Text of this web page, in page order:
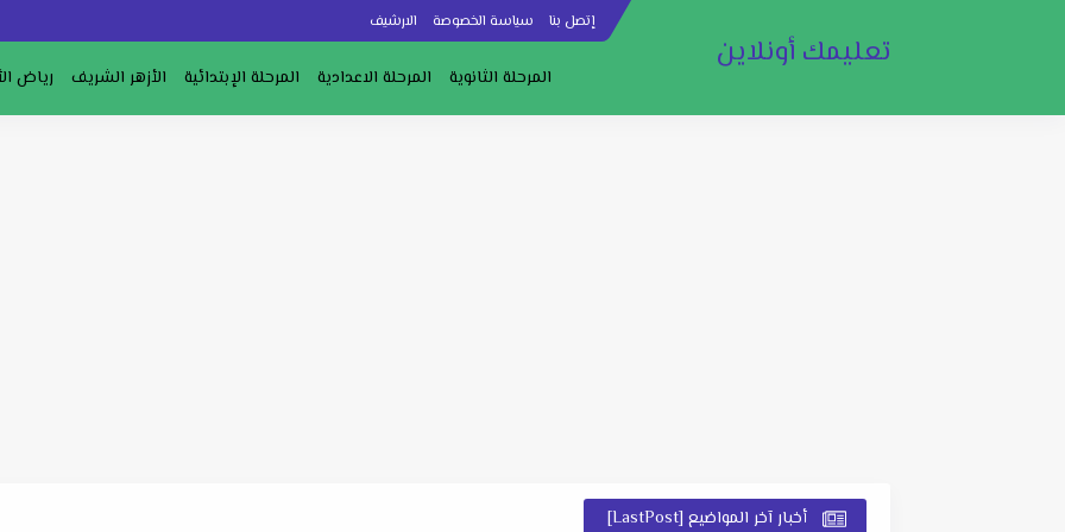
إتصل بنا سياسة الخصوصة الارشيف
تعليمك أونلاين
المرحلة الثانوية المرحلة الاعدادية المرحلة الإبتدائية الأزهر الشريف رياض
أخبار آخر المواضيع [LastPost]